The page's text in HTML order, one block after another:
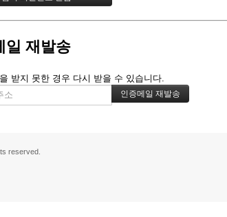
일 재발송
받지 못한 경우 다시 받을 수 있습니다.
reserved.